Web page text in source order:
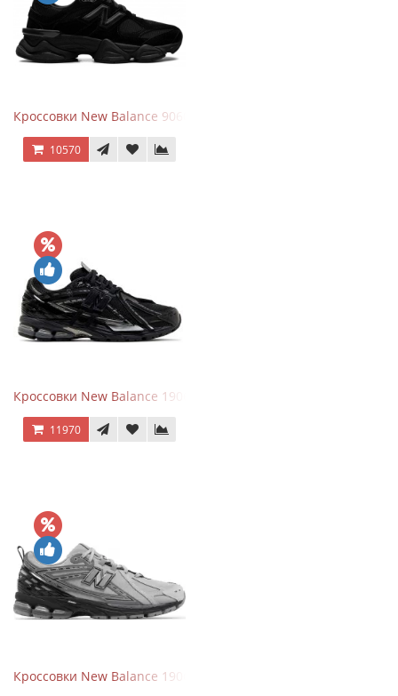
Кроссовки New Balance 9060 Triple Black
10570
Кроссовки New Balance 1906A Black Silver
11970
Кроссовки New Balance 1906R Brighton Grey